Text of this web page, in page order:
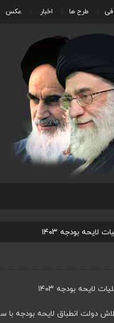
طرح ها اخبار عکس
لایحه بودجه ۱۴۰۳
لایحه بودجه ۱۴۰۳
دولت انطباق لایحه بودجه‌